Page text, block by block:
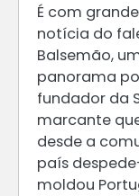
É com
notícia do
Balsemão,
panorama
fundador da
marcante
desde a
país
moldou